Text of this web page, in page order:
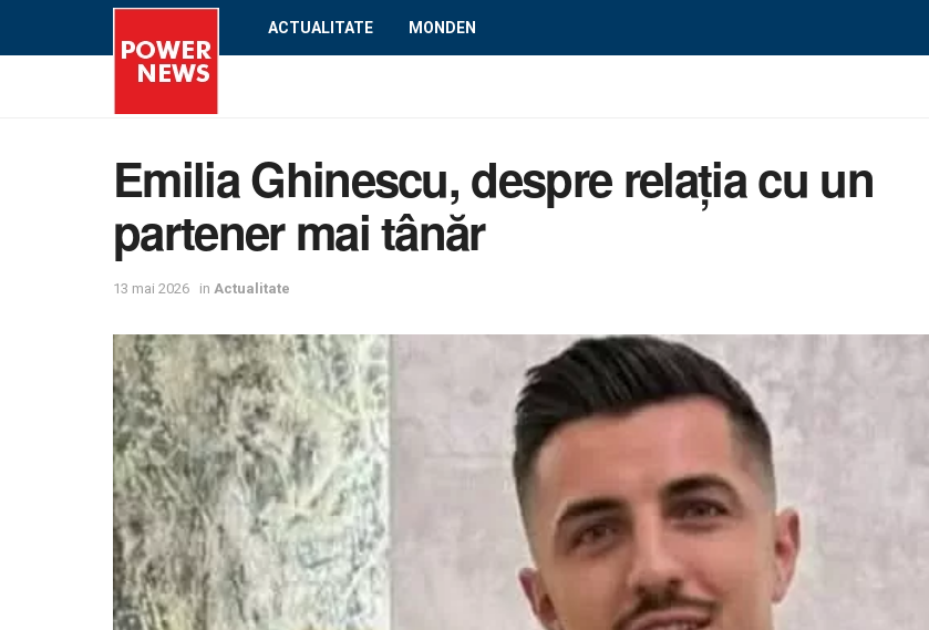
ACTUALITATE MONDEN
Emilia Ghinescu, despre relația cu un
partener mai tânăr
13 mai 2026 in Actualitate